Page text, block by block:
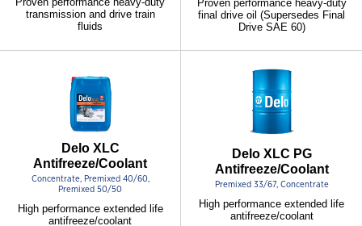
transmission and drive train
fluids
Proven performance heavy-duty
final drive oil (Supersedes Final
Drive SAE 60)
Delo XLC
Antifreeze/Coolant
Concentrate, Premixed 40/60,
Premixed 50/50
High performance extended life
antifreeze/coolant
Delo XLC PG
Antifreeze/Coolant
Premixed 33/67, Concentrate
High performance extended life
antifreeze/coolant